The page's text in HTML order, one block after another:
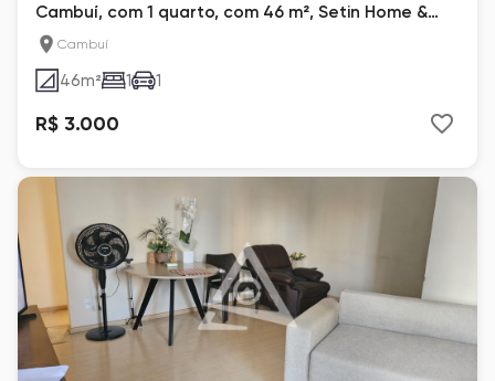
Cambuí, com 1 quarto, com 46 m², Setin Home &
LifeCambuí
46m² 1 1
R$ 3.000